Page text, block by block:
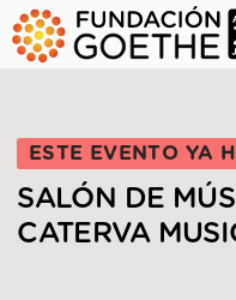
SALTAR AL
ESTE EVENTO YA
SALÓN DE
CATERVA